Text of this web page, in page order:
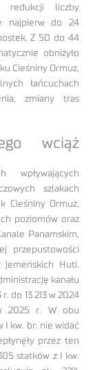
redukcji liczby
najpierw do 24
Z 50 do 44
obniżyło
Cieśniny Ormuz,
łańcuchach
zmiany tras
wciąż
wpływających
szlakach
Cieśniny Ormuz,
poziomów oraz
Panamskim,
przepustowości
Huti.
kanału
do 13 213 w 2024
2025 r. W obu
I kw. br. nie widać
przez ten
statków z I kw.